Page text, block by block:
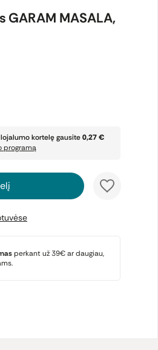
GARAM MASALA,
kortelę gausite0,27 €
programą
perkant už 39€ ar daugiau,